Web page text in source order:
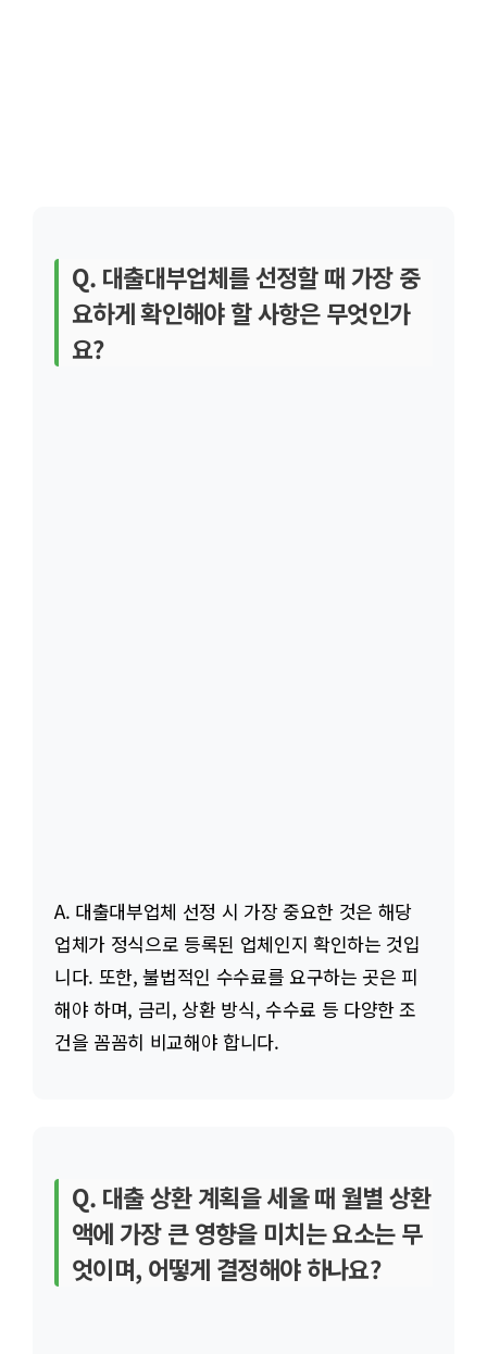
Q. 대출대부업체를 선정할 때 가장 중
요하게 확인해야 할 사항은 무엇인가
요?
A. 대출대부업체 선정 시 가장 중요한 것은 해당
업체가 정식으로 등록된 업체인지 확인하는 것입
니다. 또한, 불법적인 수수료를 요구하는 곳은 피
해야 하며, 금리, 상환 방식, 수수료 등 다양한 조
건을 꼼꼼히 비교해야 합니다.
Q. 대출 상환 계획을 세울 때 월별 상환
액에 가장 큰 영향을 미치는 요소는 무
엇이며, 어떻게 결정해야 하나요?